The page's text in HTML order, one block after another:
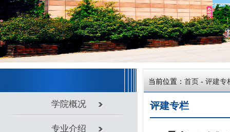
学院概况
专业介绍
通知公告
评建专栏
当前位置：首页-评建专栏
评建专栏
【评估知
作者:商丘学